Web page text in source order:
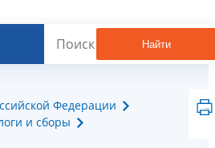
Найти
Федерации
и сборы